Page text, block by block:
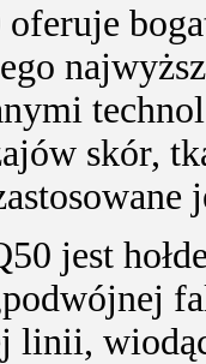
skór,
jest
linii,